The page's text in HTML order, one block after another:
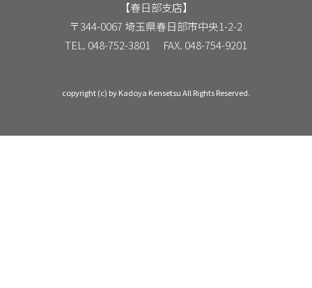
【春日部支店】
〒344-0067 埼玉県春日部市中央1-2-2
TEL. 048-752-3801 FAX. 048-754-9201
copyright (c) by Kadoya Kensetsu All Rights Reserved.